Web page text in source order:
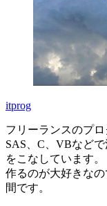
itprog
フリーランスのプ
SAS、C、VBなど
をこなしています。
作るのが大好きな
間です。